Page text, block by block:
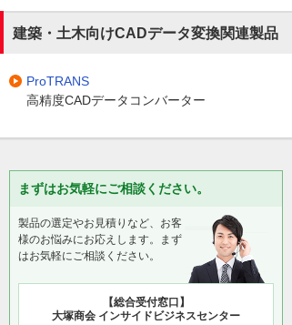
建築・土木向けCADデータ変換関連製品
ProTRANS
高精度CADデータコンバーター
まずはお気軽にご相談ください。
製品の選定やお見積りなど、お客
様のお悩みにお応えします。まず
はお気軽にご相談ください。
【総合受付窓口】
大塚商会 インサイドビジネスセンター